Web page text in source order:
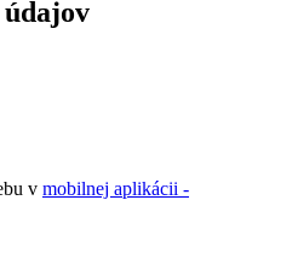
údajov
v mobilnej aplikácii -